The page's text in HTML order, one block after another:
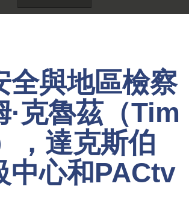
全與地區檢察
·克魯茲（Tim
，達克斯伯
中心和PACtv